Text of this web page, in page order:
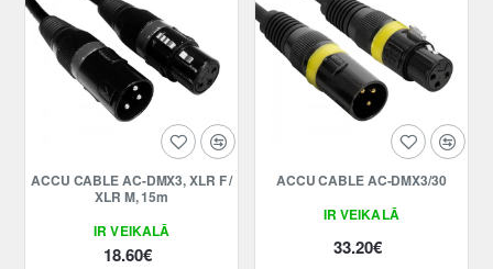
IR VEIKALĀ
ACCU CABLE AC-DMX3, XLR F /
XLR M, 15m
18.60€
IR VEIKALĀ
ACCU CABLE AC-DMX3/30
33.20€